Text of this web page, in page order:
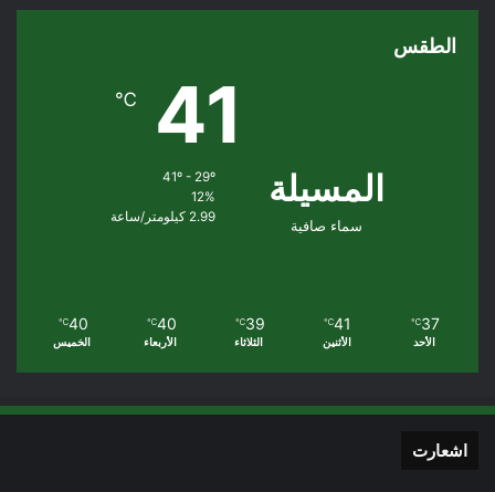
الطقس
المسيلة
سماء صافية
41
℃
12%
2.99 كيلومتر/ساعة
37
℃
الأحد
41
℃
الأثنين
39
℃
الثلاثاء
40
℃
الأربعاء
40
℃
الخميس
اشعارت